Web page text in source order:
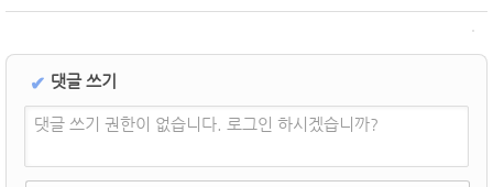
✔ 댓글 쓰기
댓글 쓰기 권한이 없습니다. 로그인 하시겠습니까?